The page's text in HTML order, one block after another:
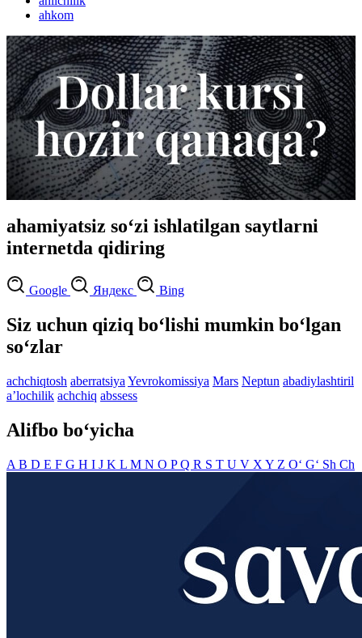
ahkom
ahamiyatsiz so‘zi ishlatilgan saytlarni
internetda qidiring
Google Яндекс Bing
Siz uchun qiziq bo‘lishi mumkin bo‘lgan
so‘zlar
achchiqtosh aberratsiya Yevrokomissiya Mars Neptun abadiylashtiril
aʼlochilik achchiq abssess
Alifbo bo‘yicha
A B D E F G H I J K L M N O PQ R S T U V X Y Z O‘ G‘ Sh Ch